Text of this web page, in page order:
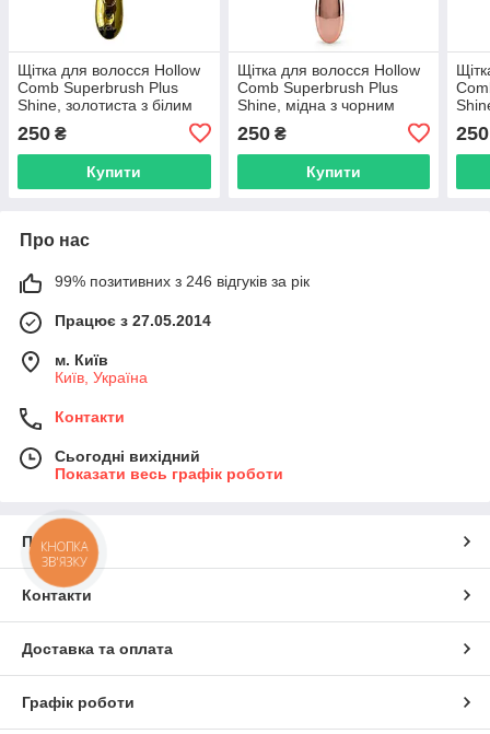
Щітка для волосся Hollow
Comb Superbrush Plus
Shine, золотиста з білим
250 ₴
Купити
Щітка для волосся Hollow
Comb Superbrush Plus
Shine, мідна з чорним
250₴
Купити
250
Про нас
99% позитивних з 246 відгуків за рік
Працює з 27.05.2014
м. Київ
Київ, Україна
Контакти
Сьогодні вихідний
Показати весь графік роботи
Про нас
Контакти
Доставка та оплата
Графік роботи
КНОПКА
ЗВ'ЯЗКУ